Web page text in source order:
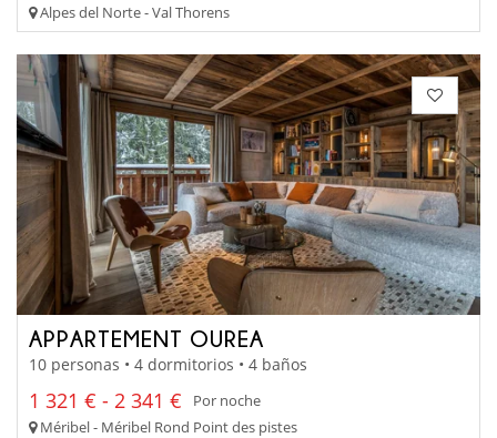
Alpes del Norte - Val Thorens
APPARTEMENT OUREA
10 personas • 4 dormitorios • 4 baños
1 321 € - 2 341 €
Por noche
Méribel - Méribel Rond Point des pistes